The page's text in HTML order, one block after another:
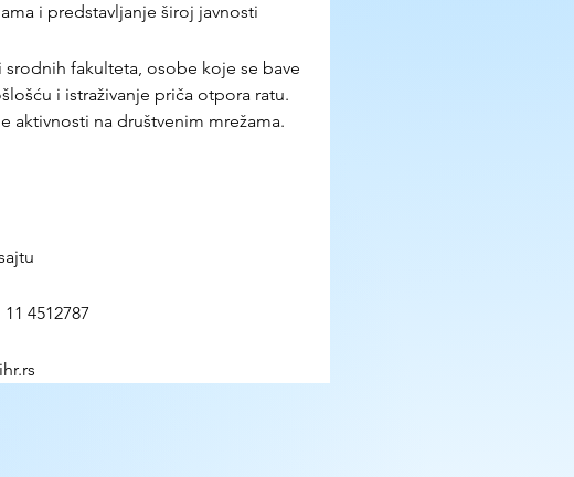
i predstavljanje široj javnosti
fakulteta, osobe koje se bave
i istraživanje priča otpora ratu.
aktivnosti na društvenim mrežama.
4512787